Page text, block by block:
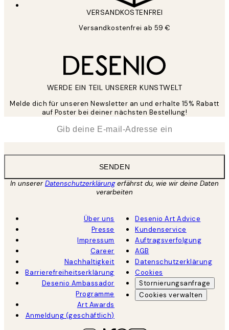
VERSANDKOSTENFREI
Versandkostenfrei ab 59 €
WERDE EIN TEIL UNSERER KUNSTWELT
Melde dich für unseren Newsletter an und erhalte 15% Rabatt
auf Poster bei deiner nächsten Bestellung!
SENDEN
In unsererDatenschutzerklärungerfährst du, wie wir deine Daten
verarbeiten
Über uns
Presse
Impressum
Career
Nachhaltigkeit
Barrierefreiheitserklärung
Desenio Ambassador
Programme
Art Awards
Anmeldung (geschäftlich)
Desenio Art Advice
Kundenservice
Auftragsverfolgung
AGB
Datenschutzerklärung
Cookies
Stornierungsanfrage
Cookies verwalten